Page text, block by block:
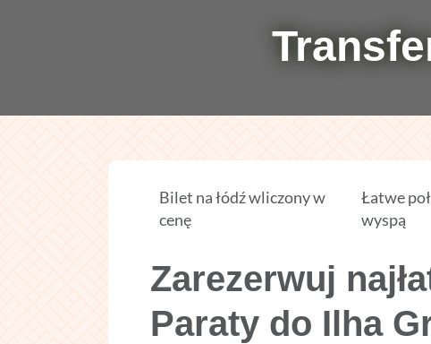
Bilet na łódź wliczony w
cenę
Łatwe
wyspą
Zarezerwuj
Paraty do Ilha